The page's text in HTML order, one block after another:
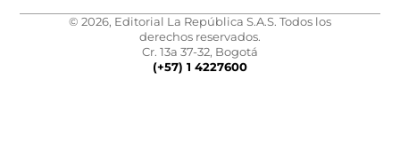
© 2026, Editorial La República S.A.S. Todos los
derechos reservados.
Cr. 13a 37-32, Bogotá
(+57) 1 4227600